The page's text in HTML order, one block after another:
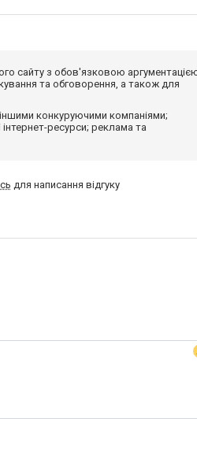
сайту з обов'язковою
та обговорення, а також для
конкуруючими компаніями;
інтернет-ресурси; реклама та
для написання відгуку